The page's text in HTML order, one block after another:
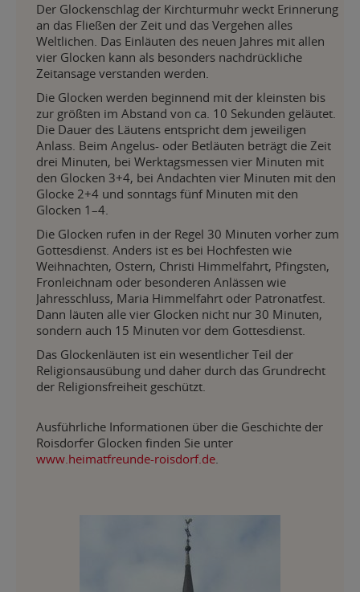
Der Glockenschlag der Kirchturmuhr weckt Erinnerung
an das Fließen der Zeit und das Vergehen alles
Weltlichen. Das Einläuten des neuen Jahres mit allen
vier Glocken kann als besonders nachdrückliche
Zeitansage verstanden werden.
Die Glocken werden beginnend mit der kleinsten bis
zur größten im Abstand von ca. 10 Sekunden geläutet.
Die Dauer des Läutens entspricht dem jeweiligen
Anlass. Beim Angelus- oder Betläuten beträgt die Zeit
drei Minuten, bei Werktagsmessen vier Minuten mit
den Glocken 3+4, bei Andachten vier Minuten mit den
Glocke 2+4 und sonntags fünf Minuten mit den
Glocken 1–4.
Die Glocken rufen in der Regel 30 Minuten vorher zum
Gottesdienst. Anders ist es bei Hochfesten wie
Weihnachten, Ostern, Christi Himmelfahrt, Pfingsten,
Fronleichnam oder besonderen Anlässen wie
Jahresschluss, Maria Himmelfahrt oder Patronatfest.
Dann läuten alle vier Glocken nicht nur 30 Minuten,
sondern auch 15 Minuten vor dem Gottesdienst.
Das Glockenläuten ist ein wesentlicher Teil der
Religionsausübung und daher durch das Grundrecht
der Religionsfreiheit geschützt.
Ausführliche Informationen über die Geschichte der
Roisdorfer Glocken finden Sie unter
www.heimatfreunde-roisdorf.de.